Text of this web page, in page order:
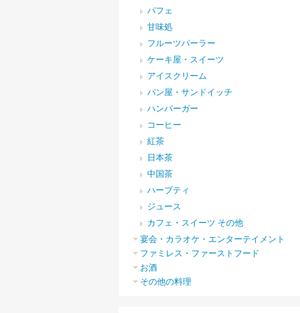
パフェ
甘味処
フルーツパーラー
ケーキ屋・スイーツ
アイスクリーム
パン屋・サンドイッチ
ハンバーガー
コーヒー
紅茶
日本茶
中国茶
ハーブティ
ジュース
カフェ・スイーツ その他
宴会・カラオケ・エンターテイメント
ファミレス・ファーストフード
お酒
その他の料理